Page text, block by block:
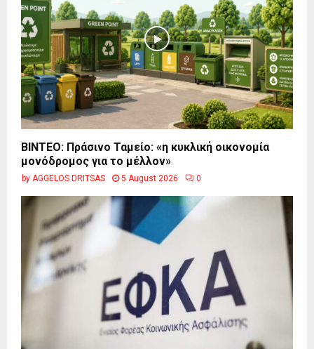
BINTEO: Πράσινο Ταμείο: «η κυκλική οικονομία
μονόδρομος για το μέλλον»
by AGGELOS DRITSAS 5 August 2026 0